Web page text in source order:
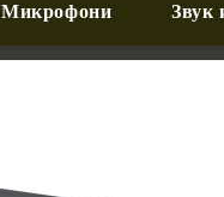
Микрофони Звук